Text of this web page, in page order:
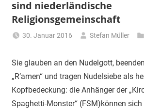
Piraten
sind niederländische
Religionsgemeinschaft
30. Januar 2016 Stefan Müller
Sie glauben an den Nudelgott,
„R’amen“ und tragen Nudelsiebe als
Kopfbedeckung: die Anhänger der
Spaghetti-Monster“ (FSM)können